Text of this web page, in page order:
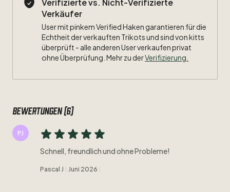
Verifizierte vs. Nicht-Verifizierte
Verkäufer
User mit pinkem Verified Haken garantieren für die
Echtheit der verkauften Trikots und sind von kitts
überprüft - alle anderen User verkaufen privat
ohne Überprüfung. Mehr zu derVerifizierung.
Bewertungen (6)
PJ
Schnell, freundlich und ohne Probleme!
Pascal J Juni 2026